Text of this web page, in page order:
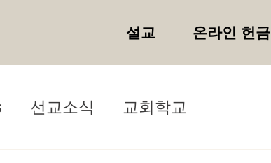
설교 온라인 헌금
선교소식 교회학교